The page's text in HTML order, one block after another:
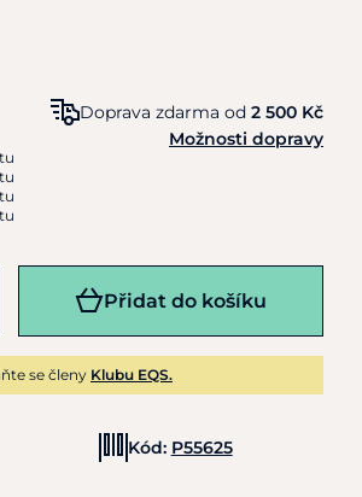
Doprava zdarma od 2 500 Kč
Možnosti dopravy
Přidat do košíku
se členy Klubu EQS.
Kód: P55625